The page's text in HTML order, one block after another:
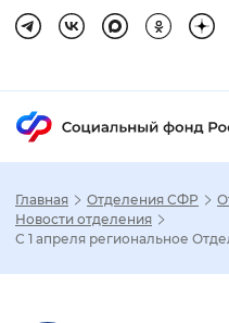
Настройка
Главная Отделения СФР
Новости отделения
С 1 апреля региональное